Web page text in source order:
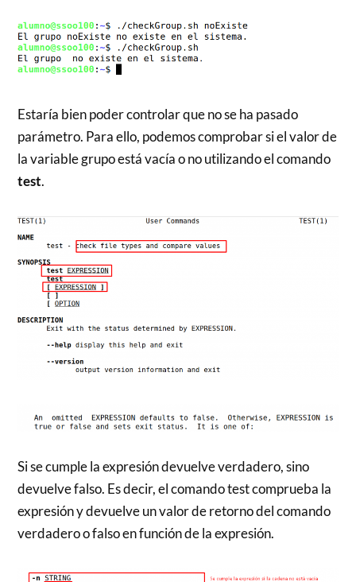
Estaría bien poder controlar que no se ha pasado
parámetro. Para ello, podemos comprobar si el valor de
la variable grupo está vacía o no utilizando el comando
test.
Si se cumple la expresión devuelve verdadero, sino
devuelve falso. Es decir, el comando test comprueba la
expresión y devuelve un valor de retorno del comando
verdadero o falso en función de la expresión.